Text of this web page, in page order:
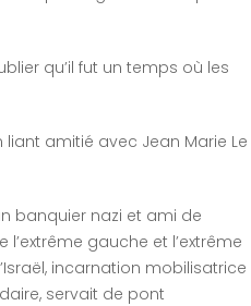
qu’il fut un temps où les
amitié avec Jean Marie Le
banquier nazi et ami de
gauche et l’extrême
incarnation mobilisatrice
servait de pont